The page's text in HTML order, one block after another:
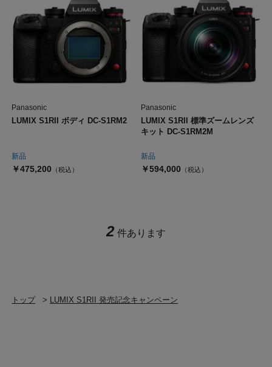
新品
Panasonic
LUMIX S1RII ボディ DC-S1RM2
￥475,200 （税込）
新品
Panasonic
LUMIX S1RII 標準ズームレンズ
キット DC-S1RM2M
￥594,000 （税込）
2 件あります
トップ > LUMIX S1RII 発売記念キャンペーン